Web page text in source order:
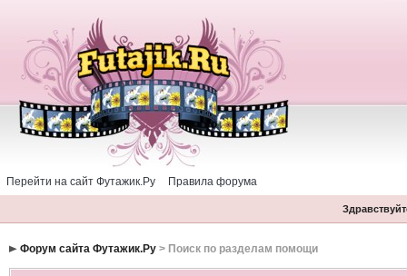
Перейти на сайт Футажик.Ру Правила форума
Форум сайта Футажик.Ру> Поиск по разделам помощи